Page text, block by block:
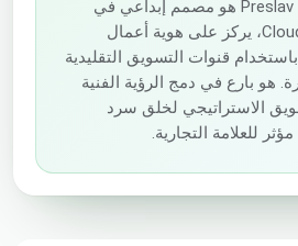
Preslav Dobrev هو مصمم إبداعي في
CloudSigma، يركز على هوية أعمال
قنوات التسويق التقليدية
هو بارع في دمج الرؤية الفنية
الاستراتيجي لخلق سرد
للعلامة التجارية.